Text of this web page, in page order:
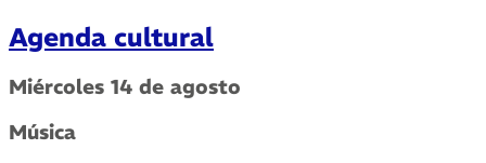
Agenda cultural
Miércoles 14 de agosto
Música